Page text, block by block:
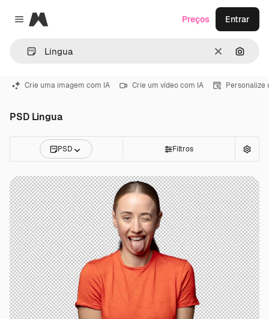
Close menu
Magnific
Limpar
Preços Entrar
Crie uma imagem com IA Crie um vídeo com IA Personalize
PSD Lingua
PSD Filtros